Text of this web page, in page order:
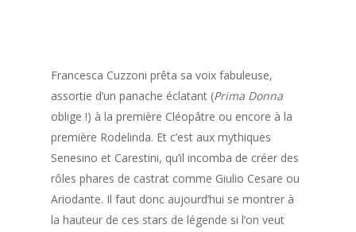
Francesca Cuzzoni prêta sa voix fabuleuse,
assortie d’un panache éclatant (Prima Donna
oblige !) à la première Cléopâtre ou encore à la
première Rodelinda. Et c’est aux mythiques
Senesino et Carestini, qu’il incomba de créer des
rôles phares de castrat comme Giulio Cesare ou
Ariodante. Il faut donc aujourd’hui se montrer à
la hauteur de ces stars de légende si l’on veut